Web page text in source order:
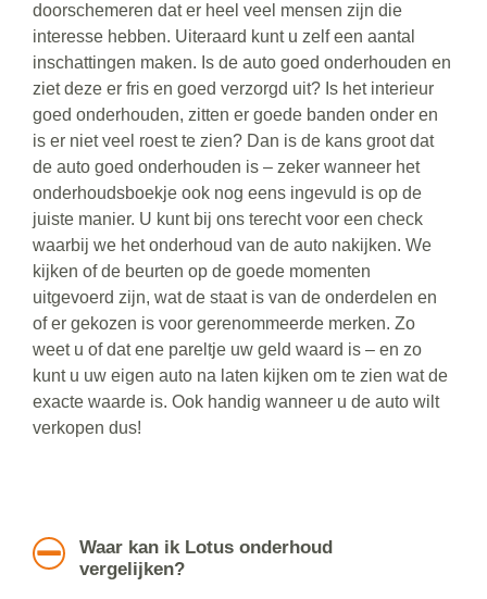
doorschemeren dat er heel veel mensen zijn die
interesse hebben. Uiteraard kunt u zelf een aantal
inschattingen maken. Is de auto goed onderhouden en
ziet deze er fris en goed verzorgd uit? Is het interieur
goed onderhouden, zitten er goede banden onder en
is er niet veel roest te zien? Dan is de kans groot dat
de auto goed onderhouden is – zeker wanneer het
onderhoudsboekje ook nog eens ingevuld is op de
juiste manier. U kunt bij ons terecht voor een check
waarbij we het onderhoud van de auto nakijken. We
kijken of de beurten op de goede momenten
uitgevoerd zijn, wat de staat is van de onderdelen en
of er gekozen is voor gerenommeerde merken. Zo
weet u of dat ene pareltje uw geld waard is – en zo
kunt u uw eigen auto na laten kijken om te zien wat de
exacte waarde is. Ook handig wanneer u de auto wilt
verkopen dus!
Waar kan ik Lotus onderhoud
vergelijken?